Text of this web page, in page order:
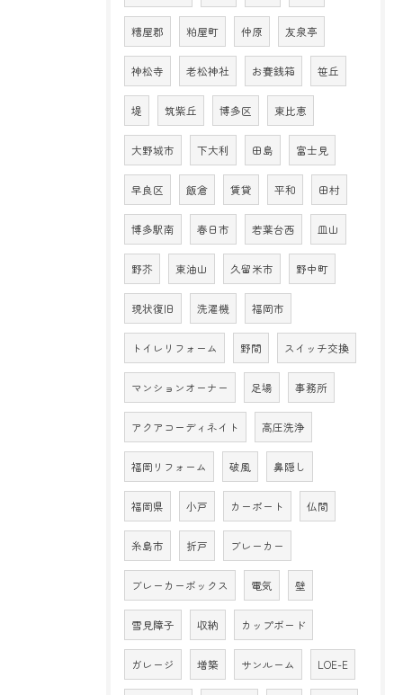
糟屋郡 粕屋町 仲原 友泉亭
神松寺 老松神社 お賽銭箱 笹丘
堤 筑紫丘 博多区 東比恵
大野城市 下大利 田島 富士見
早良区 飯倉 賃貸 平和 田村
博多駅南 春日市 若葉台西 皿山
野芥 東油山 久留米市 野中町
現状復旧 洗濯機 福岡市
トイレリフォーム 野間 スイッチ交換
マンションオーナー 足場 事務所
アクアコーディネイト 高圧洗浄
福岡リフォーム 破風 鼻隠し
福岡県 小戸 カーポート 仏間
糸島市 折戸 ブレーカー
ブレーカーボックス 電気 壁
雪見障子 収納 カップボード
ガレージ 増築 サンルーム LOE-E